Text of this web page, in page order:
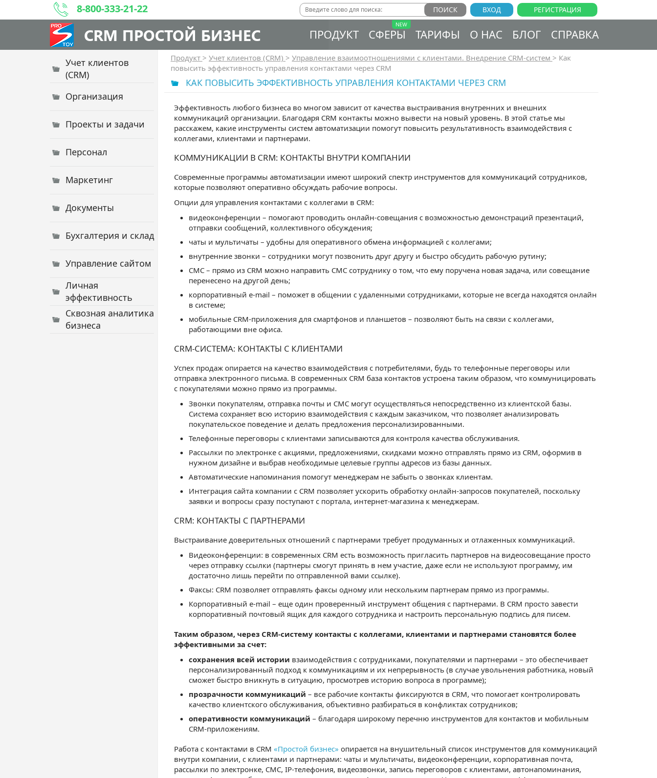
8-800-333-21-22 РЕГИСТРАЦИЯ
ВХОД
CRM ПРОСТОЙ БИЗНЕС ПРОДУКТ СФЕРЫ ТАРИФЫ О НАС БЛОГ СПРАВКА
Учет клиентов
(CRM)
Организация
Проекты и задачи
Персонал
Маркетинг
Документы
Бухгалтерия и склад
Управление сайтом
Личная
эффективность
Сквозная аналитика
бизнеса
Продукт > Учет клиентов (CRM) > Управление взаимоотношениями с клиентами. Внедрение CRM-систем > Как
повысить эффективность управления контактами через CRM
КАК ПОВЫСИТЬ ЭФФЕКТИВНОСТЬ УПРАВЛЕНИЯ КОНТАКТАМИ ЧЕРЕЗ CRM
Эффективность любого бизнеса во многом зависит от качества выстраивания внутренних и внешних
коммуникаций организации. Благодаря CRM контакты можно вывести на новый уровень. В этой статье мы
расскажем, какие инструменты систем автоматизации помогут повысить результативность взаимодействия с
коллегами, клиентами и партнерами.
КОММУНИКАЦИИ В CRM: КОНТАКТЫ ВНУТРИ КОМПАНИИ
Современные программы автоматизации имеют широкий спектр инструментов для коммуникаций сотрудников,
которые позволяют оперативно обсуждать рабочие вопросы.
Опции для управления контактами с коллегами в CRM:
видеоконференции – помогают проводить онлайн-совещания с возможностью демонстраций презентаций,
отправки сообщений, коллективного обсуждения;
чаты и мультичаты – удобны для оперативного обмена информацией с коллегами;
внутренние звонки – сотрудники могут позвонить друг другу и быстро обсудить рабочую рутину;
СМС – прямо из CRM можно направить СМС сотруднику о том, что ему поручена новая задача, или совещание
перенесено на другой день;
корпоративный e-mail – поможет в общении с удаленными сотрудниками, которые не всегда находятся онлайн
в системе;
мобильные CRM-приложения для смартфонов и планшетов – позволяют быть на связи с коллегами,
работающими вне офиса.
CRM-СИСТЕМА: КОНТАКТЫ С КЛИЕНТАМИ
Успех продаж опирается на качество взаимодействия с потребителями, будь то телефонные переговоры или
отправка электронного письма. В современных CRM база контактов устроена таким образом, что коммуницировать
с покупателями можно прямо из программы.
Звонки покупателям, отправка почты и СМС могут осуществляться непосредственно из клиентской базы.
Система сохраняет всю историю взаимодействия с каждым заказчиком, что позволяет анализировать
покупательское поведение и делать предложения персонализированными.
Телефонные переговоры с клиентами записываются для контроля качества обслуживания.
Рассылки по электронке с акциями, предложениями, скидками можно отправлять прямо из CRM, оформив в
нужном дизайне и выбрав необходимые целевые группы адресов из базы данных.
Автоматические напоминания помогут менеджерам не забыть о звонках клиентам.
Интеграция сайта компании с CRM позволяет ускорить обработку онлайн-запросов покупателей, поскольку
заявки и вопросы сразу поступают с портала, интернет-магазина к менеджерам.
CRM: КОНТАКТЫ С ПАРТНЕРАМИ
Выстраивание доверительных отношений с партнерами требует продуманных и отлаженных коммуникаций.
Видеоконференции: в современных CRM есть возможность пригласить партнеров на видеосовещание просто
через отправку ссылки (партнеры смогут принять в нем участие, даже если не используют программу, им
достаточно лишь перейти по отправленной вами ссылке).
Факсы: CRM позволяет отправлять факсы одному или нескольким партнерам прямо из программы.
Корпоративный e-mail – еще один проверенный инструмент общения с партнерами. В CRM просто завести
корпоративный почтовый ящик для каждого сотрудника и настроить персональную подпись для писем.
Таким образом, через CRM-систему контакты с коллегами, клиентами и партнерами становятся более
эффективными за счет:
сохранения всей истории взаимодействия с сотрудниками, покупателями и партнерами – это обеспечивает
персонализированный подход к коммуникациям и их непрерывность (в случае увольнения работника, новый
сможет быстро вникнуть в ситуацию, просмотрев историю вопроса в программе);
прозрачности коммуникаций – все рабочие контакты фиксируются в CRM, что помогает контролировать
качество клиентского обслуживания, объективно разбираться в конфликтах сотрудников;
оперативности коммуникаций – благодаря широкому перечню инструментов для контактов и мобильным
CRM-приложениям.
Работа с контактами в CRM «Простой бизнес» опирается на внушительный список инструментов для коммуникаций
внутри компании, с клиентами и партнерами: чаты и мультичаты, видеоконференции, корпоративная почта,
рассылки по электронке, СМС, IP-телефония, видеозвонки, запись переговоров с клиентами, автонапоминания,